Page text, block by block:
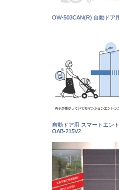
OW-503CAN(R) 自動ドア
自動ドア用 スマートエン
OAB-215V2